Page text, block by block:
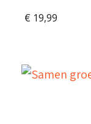
€ 19,99